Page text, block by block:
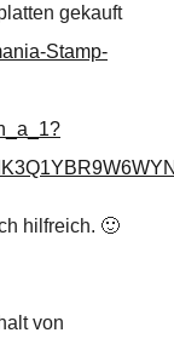
gekauft
Stamp-
hilfreich. 🙂
von